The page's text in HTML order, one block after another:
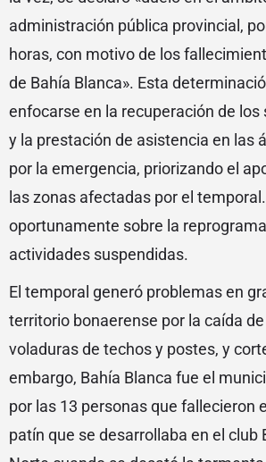
administración pública provincial,
horas, con motivo de los
de Bahía Blanca». Esta
enfocarse en la recuperación de los
y la prestación de asistencia en las
por la emergencia, priorizando el
las zonas afectadas por el
oportunamente sobre la
actividades suspendidas.
El temporal generó problemas en
territorio bonaerense por la caída
voladuras de techos y postes, y
embargo, Bahía Blanca fue el
por las 13 personas que fallecieron
patín que se desarrollaba en el club